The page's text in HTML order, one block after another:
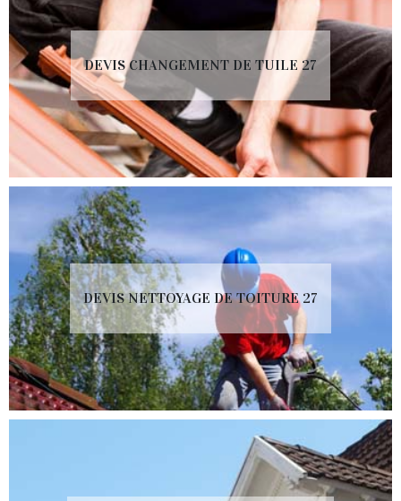
DEVIS CHANGEMENT DE TUILE 27
DEVIS NETTOYAGE DE TOITURE 27